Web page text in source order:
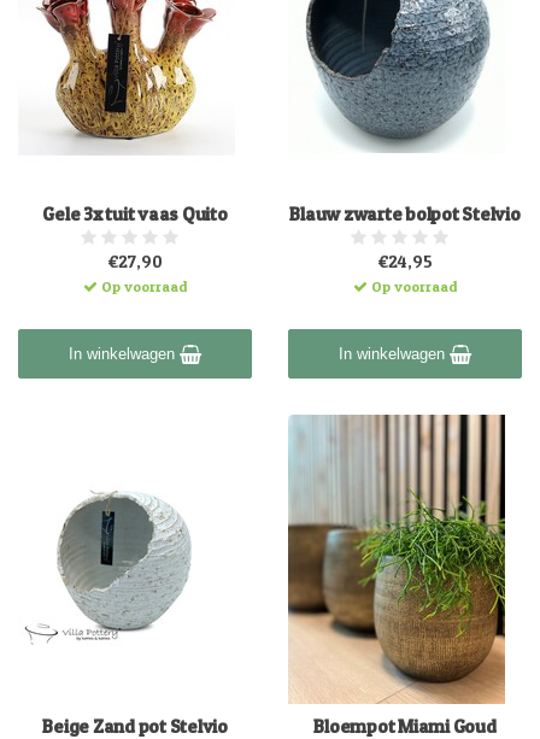
Gele 3x tuit vaas Quito
€27,90
Op voorraad
In winkelwagen
Blauw zwarte bolpot Stelvio
€24,95
Op voorraad
In winkelwagen
Beige Zand pot Stelvio Bloempot Miami Goud